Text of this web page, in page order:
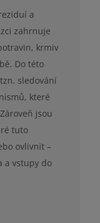
a
zahrnuje
krmiv
Do této
sledování
které
jsou
tuto
ovlivnit –
a vstupy do